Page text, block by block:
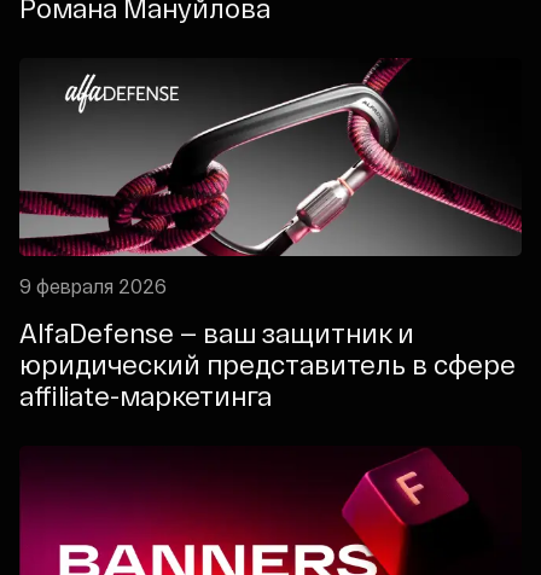
Романа Мануйлова
9 февраля 2026
AlfaDefense — ваш защитник и
юридический представитель в сфере
affiliate-маркетинга